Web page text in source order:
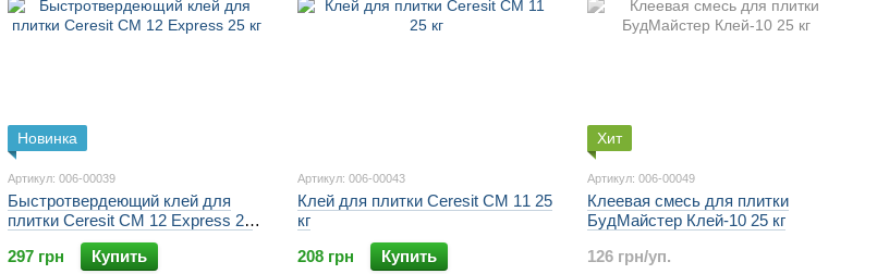
Новинка
Артикул: 006-00039
Быстротвердеющий клей для
плитки Ceresit CM 12 Express 25
297 грн
Купить
Артикул: 006-00043
Клей для плитки Ceresit CM 11 25
кг
208 грн
Купить
Хит
Артикул: 006-00049
Клеевая смесь для плитки
БудМайстер Клей-10 25 кг
126 грн/уп.